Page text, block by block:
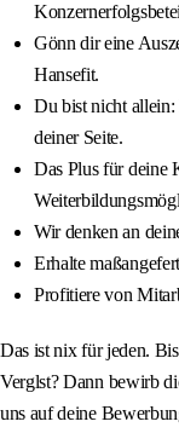
Gönn dir eine
Hansefit.
Du bist nicht allein:
deiner Seite.
Das Plus für deine
Wir denken an
Erhalte
Profitiere von
Das ist nix für jeden.
Verglst? Dann bewirb
uns auf deine